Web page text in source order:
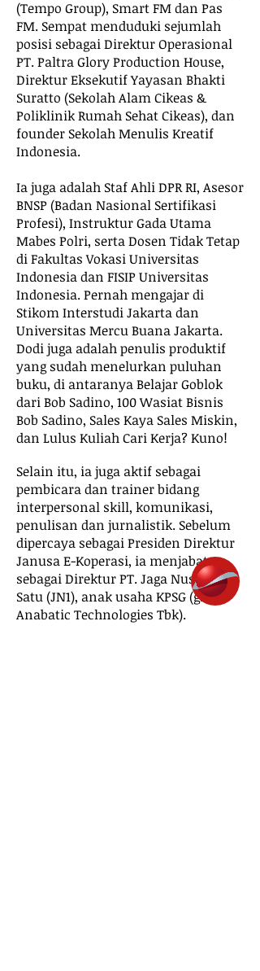
(Tempo Group), Smart FM dan Pas
FM. Sempat menduduki sejumlah
posisi sebagai Direktur Operasional
PT. Paltra Glory Production House,
Direktur Eksekutif Yayasan Bhakti
Suratto (Sekolah Alam Cikeas &
Poliklinik Rumah Sehat Cikeas), dan
founder Sekolah Menulis Kreatif
Indonesia.
Ia juga adalah Staf Ahli DPR RI, Asesor
BNSP (Badan Nasional Sertifikasi
Profesi), Instruktur Gada Utama
Mabes Polri, serta Dosen Tidak Tetap
di Fakultas Vokasi Universitas
Indonesia dan FISIP Universitas
Indonesia. Pernah mengajar di
Stikom Interstudi Jakarta dan
Universitas Mercu Buana Jakarta.
Dodi juga adalah penulis produktif
yang sudah menelurkan puluhan
buku, di antaranya Belajar Goblok
dari Bob Sadino, 100 Wasiat Bisnis
Bob Sadino, Sales Kaya Sales Miskin,
dan Lulus Kuliah Cari Kerja? Kuno!
Selain itu, ia juga aktif sebagai
pembicara dan trainer bidang
interpersonal skill, komunikasi,
penulisan dan jurnalistik. Sebelum
dipercaya sebagai Presiden Direktur
Janusa E-Koperasi, ia menjabat
sebagai Direktur PT. Jaga Nusantara
Satu (JN1), anak usaha KPSG (grup
Anabatic Technologies Tbk).